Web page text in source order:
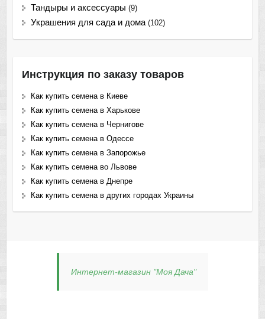
Тандыры и аксессуары (9)
Украшения для сада и дома (102)
Инструкция по заказу товаров
Как купить семена в Киеве
Как купить семена в Харькове
Как купить семена в Чернигове
Как купить семена в Одессе
Как купить семена в Запорожье
Как купить семена во Львове
Как купить семена в Днепре
Как купить семена в других городах Украины
Интернет-магазин "Моя Дача"